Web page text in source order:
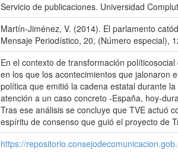
Servicio de publicaciones. Universidad
Martín-Jiménez, V. (2014). El parlamento
Mensaje Periodístico, 20, (Número especial),
En el contexto de transformación
en los que los acontecimientos que jalonaron
política que emitió la cadena estatal durante
atención a un caso concreto -España, hoy-
Tras ese análisis se concluye que TVE actuó
espíritu de consenso que guió el proyecto de
https://